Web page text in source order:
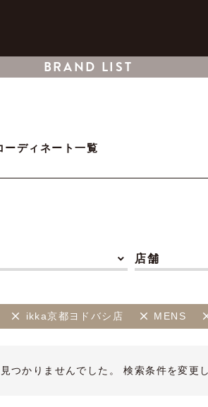
BRAND LIST
ーディネート一覧
店舗
ikka京都ヨドバシ店 MENS
つかりませんでした。 検索条件を変更